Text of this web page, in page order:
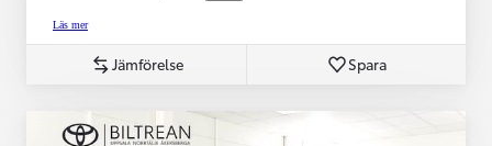
Läs mer
Jämförelse Spara